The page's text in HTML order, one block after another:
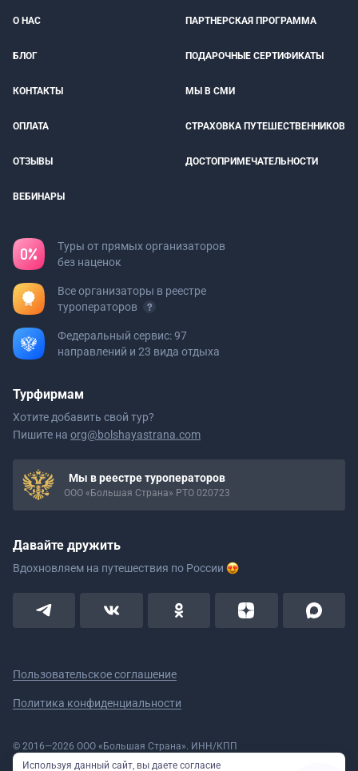
О НАС ПАРТНЕРСКАЯ ПРОГРАММА
БЛОГ ПОДАРОЧНЫЕ СЕРТИФИКАТЫ
КОНТАКТЫ МЫ В СМИ
ОПЛАТА СТРАХОВКА ПУТЕШЕСТВЕННИКОВ
ОТЗЫВЫ ДОСТОПРИМЕЧАТЕЛЬНОСТИ
ВЕБИНАРЫ
Туры от прямых организаторов
без наценок
Все организаторы в реестре
туроператоров
Федеральный сервис: 97
направлений и 23 вида отдыха
Турфирмам
Хотите добавить свой тур?
Пишите на org@bolshayastrana.com
Мы в реестре туроператоров
ООО «Большая Страна» РТО 020723
Давайте дружить
Вдохновляем на путешествия по России
Пользовательское соглашение
Политика конфиденциальности
© 2016—2026 ООО «Большая Страна». ИНН/КПП
5908078160/590801001 ОГРН 1185958020533
Используя данный сайт, вы даете согласие